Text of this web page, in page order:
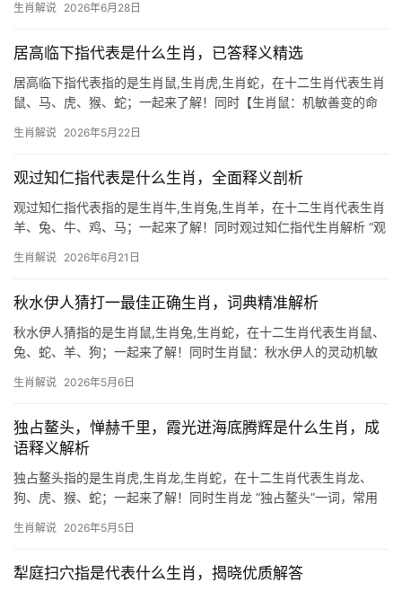
了生肖鼠昼伏夜出的天性，2026年对于生肖鼠而言，是个吉凶交织
生肖解说 2026年6月28日
居高临下指代表是什么生肖，已答释义精选
居高临下指代表指的是生肖鼠,生肖虎,生肖蛇，在十二生肖代表生肖
鼠、马、虎、猴、蛇；一起来了解！同时【生肖鼠：机敏善变的命
局，事业上，29岁至51岁者恐遭团队停滞或项目被抢，尤其冬季需
生肖解说 2026年5月22日
观过知仁指代表是什么生肖，全面释义剖析
观过知仁指代表指的是生肖牛,生肖兔,生肖羊，在十二生肖代表生肖
羊、兔、牛、鸡、马；一起来了解！同时观过知仁指代生肖解析 “观
仁德之心，在生肖文化中，这一典故常被引申为“知错能改”的象征，
生肖解说 2026年6月21日
秋水伊人猜打一最佳正确生肖，词典精准解析
秋水伊人猜指的是生肖鼠,生肖兔,生肖蛇，在十二生肖代表生肖鼠、
兔、蛇、羊、狗；一起来了解！同时生肖鼠：秋水伊人的灵动机敏
动与敏锐的特质，鼠年出生之人，天生心思缜密，如秋水般通透，
生肖解说 2026年5月6日
独占鳌头，惮赫千里，霞光迸海底腾辉是什么生肖，成
语释义解析
独占鳌头指的是生肖虎,生肖龙,生肖蛇，在十二生肖代表生肖龙、
狗、虎、猴、蛇；一起来了解！同时生肖龙 “独占鳌头”一词，常用
业上往往能拔得头筹，2024甲辰年正值龙人“值太岁”，虽压力倍
生肖解说 2026年5月5日
犁庭扫穴指是代表什么生肖，揭晓优质解答